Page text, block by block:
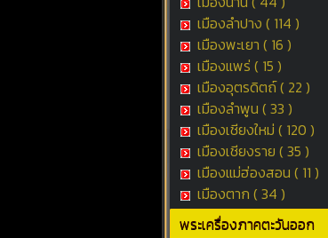
เมืองลำปาง ( 114 )
เมืองพะเยา ( 16 )
เมืองแพร่ ( 15 )
เมืองอุตรดิตถ์ ( 22 )
เมืองลำพูน ( 33 )
เมืองเชียงใหม่ ( 120 )
เมืองเชียงราย ( 35 )
เมืองแม่ฮ่องสอน ( 11 )
เมืองตาก ( 34 )
พระเครื่องภาคตะวันออก